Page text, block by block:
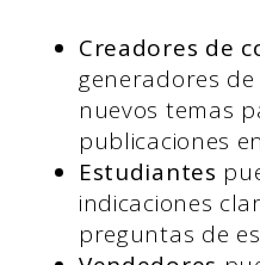
Creadores de
generadores
nuevos temas
publicaciones
Estudiantes
indicaciones
preguntas de